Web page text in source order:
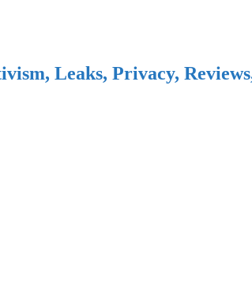
Leaks, Privacy,